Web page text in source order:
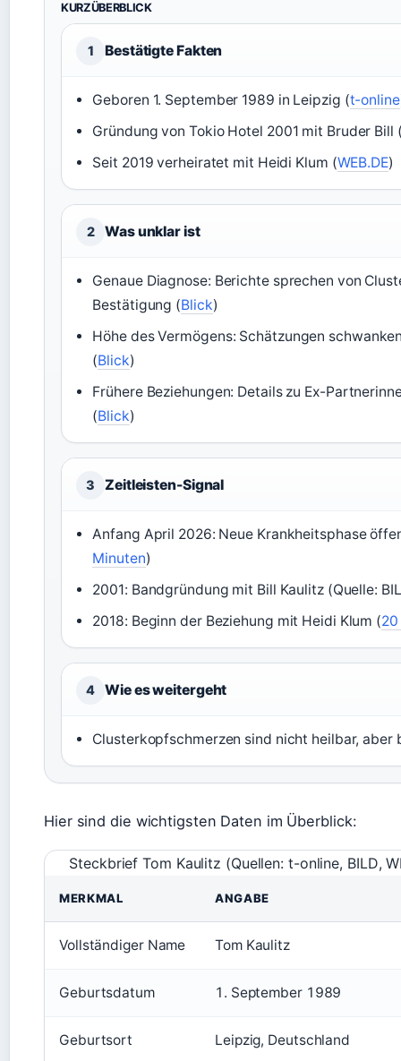
KURZÜBERBLICK
1 Bestätigte Fakten
Geboren 1. September 1989 in Leipzig (t-online
Gründung von Tokio Hotel 2001 mit Bruder Bill
Seit 2019 verheiratet mit Heidi Klum (WEB.DE)
2 Was unklar ist
Genaue Diagnose: Berichte sprechen von
Bestätigung (Blick)
Höhe des Vermögens: Schätzungen
(Blick)
Frühere Beziehungen: Details zu Ex-
(Blick)
3 Zeitleisten-Signal
Anfang April 2026: Neue Krankheitsphase
Minuten)
2001: Bandgründung mit Bill Kaulitz (Quelle:
2018: Beginn der Beziehung mit Heidi Klum (
4 Wie es weitergeht
Clusterkopfschmerzen sind nicht heilbar, aber
Hier sind die wichtigsten Daten im Überblick:
Steckbrief Tom Kaulitz (Quellen: t-online, BILD,
MERKMAL ANGABE
Vollständiger Name Tom Kaulitz
Geburtsdatum 1. September 1989
Geburtsort Leipzig, Deutschland